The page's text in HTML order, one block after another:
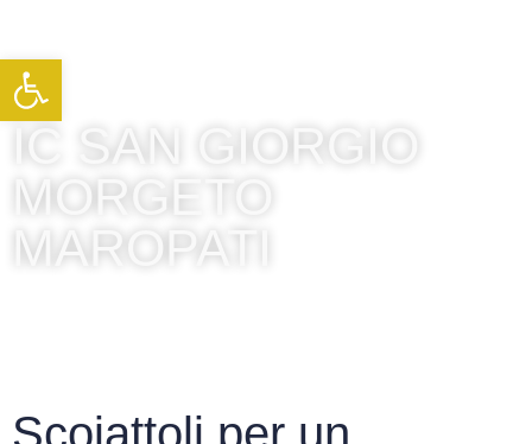
IC SAN GIORGIO
MORGETO
MAROPATI
Scoiattoli per un
Apri la barra degli strumenti